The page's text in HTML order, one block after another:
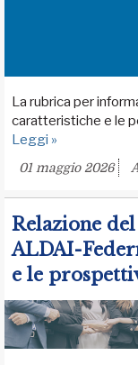
La rubrica per
caratteristiche e le
Leggi »
01 maggio 2026
Relazione
ALDAI-
e le